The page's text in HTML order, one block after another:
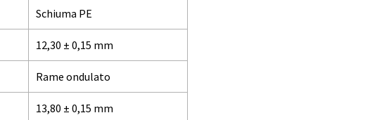
Schiuma PE
12,30 ± 0,15 mm
Rame ondulato
13,80 ± 0,15 mm